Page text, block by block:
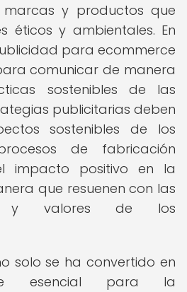
marcas y productos que
éticos y ambientales. En
para ecommerce
comunicar de manera
sostenibles de las
publicitarias deben
sostenibles de los
de fabricación
impacto positivo en la
que resuenen con las
y valores de los
solo se ha convertido en
esencial para la